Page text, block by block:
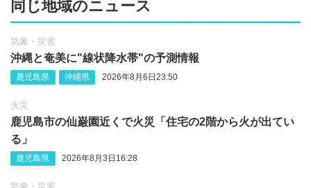
同じ地域のニュース
気象・災害
沖縄‪と奄美に"線状降水帯"の予測情報
鹿児島県 沖縄県 2026年8月6日23:50
火災
鹿児島市の仙巌園近くで火災「住宅の2階から火が出てい
る」
鹿児島県 2026年8月3日16:28